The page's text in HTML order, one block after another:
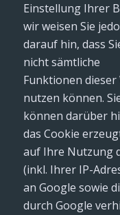
Einstellung Ihrer
wir weisen Sie
darauf hin, dass
nicht sämtliche
Funktionen
nutzen können.
können darüber
das Cookie
auf Ihre Nutzung
(inkl. Ihrer IP-
an Google sowie
durch Google